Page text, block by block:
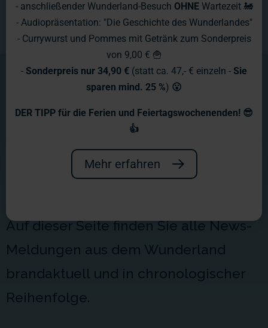
Aktuelles aus dem
Willkommen in unserem
Auf dieser Seite finden Sie alle News-
Meldungen aus dem Wunderland
brandaktuell und in chronologischer
Reihenfolge.
- anschließender Wunderland-Besuch OHNE Wartezeit 🚂
- Audiopräsentation: "Die Geschichte des Wunderlandes"
- Currywurst und Pommes mit Getränk zum Sonderpreis
von 9,00 € 🍟
- Sonderpreis nur 34,90 € (statt ca. 47,- € einzeln - Sie
sparen mind. 25 %) 😮
DER TIPP für die Ferien und Feiertagswochenenden! 😎
👍
Mehr erfahren